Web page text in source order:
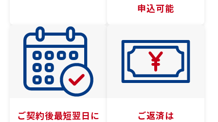
申込可能
ご契約後最短翌日に
ご返済は